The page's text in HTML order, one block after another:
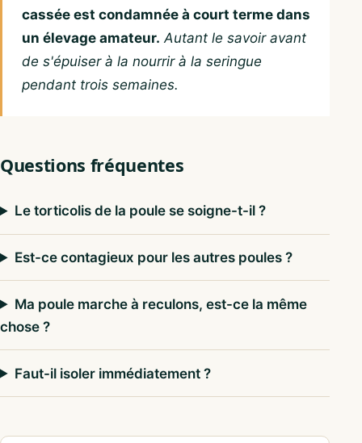
cassée est condamnée à court terme dans
un élevage amateur. Autant le savoir avant
de s'épuiser à la nourrir à la seringue
pendant trois semaines.
Questions fréquentes
Le torticolis de la poule se soigne-t-il ?
Est-ce contagieux pour les autres poules ?
Ma poule marche à reculons, est-ce la même
chose ?
Faut-il isoler immédiatement ?